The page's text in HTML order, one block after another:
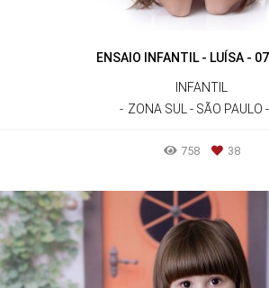
ENSAIO INFANTIL - LUÍSA -
INFANTIL
ZONA SUL - SÃO PAULO
758 38